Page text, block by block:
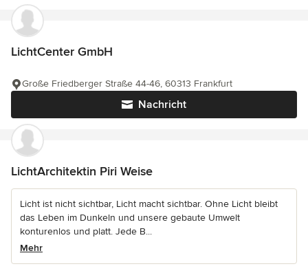
LichtCenter GmbH
Nachricht
Große Friedberger Straße 44-46, 60313 Frankfurt
LichtArchitektin Piri Weise
Licht ist nicht sichtbar, Licht macht sichtbar. Ohne Licht bleibt
das Leben im Dunkeln und unsere gebaute Umwelt
konturenlos und platt. Jede B...
Mehr